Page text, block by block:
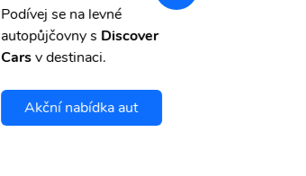
Podívej se na levné
autopůjčovny s Discover
Carsv destinaci.
Akční nabídka aut